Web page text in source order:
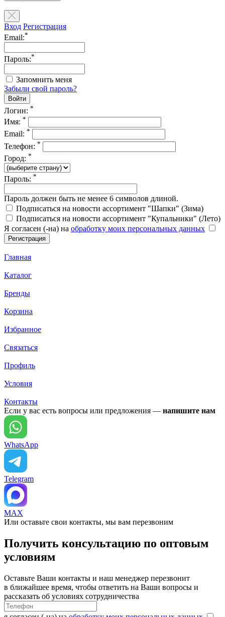
Вход Регистрация
Email:*
Пароль:*
Запомнить меня
Забыли свой пароль?
Логин: *
Имя: *
Email: *
Телефон: *
Город: *
Пароль: *
Пароль должен быть не менее 6 символов длиной.
Подписаться на новости ассортимент "Шапки" (Зима)
Подписаться на новости ассортимент "Купальники" (Лето)
Я согласен (-на) на обработку моих персональных данных
Главная
Каталог
Бренды
Корзина
Избранное
Связаться
Профиль
Условия
Контакты
Если у вас есть вопросы или предложения — напишите нам
WhatsApp
Telegram
MAX
Или оставьте свои контакты, мы вам перезвоним
Получить консультацию по оптовым
условиям
Оставьте Ваши контакты и наш менеджер перезвонит
в ближайшее время, чтобы ответить на Ваши вопросы и
рассказать об условиях сотрудничества